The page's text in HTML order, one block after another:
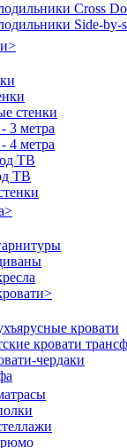
Cross
Side-by-
>
стенки
3 метра
4 метра
ТВ
ТВ
>
>
кровати
кровати
чердаки